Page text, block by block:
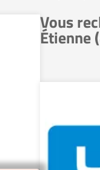
Vous
Étienne